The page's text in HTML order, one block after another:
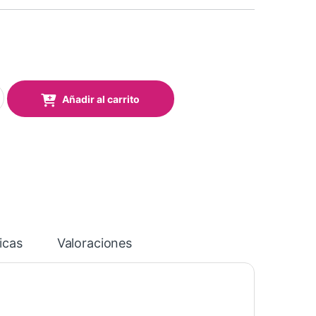
3 mm quantity
Añadir al carrito
Valoraciones